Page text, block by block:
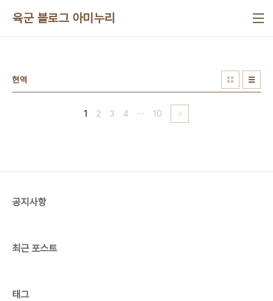
육군 블로그 아미누리
현역
1 2 3 4 ··· 10
공지사항
최근 포스트
태그